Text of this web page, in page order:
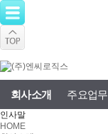
회사소개 주요업무
인사말
HOME